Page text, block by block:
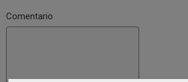
Comentario